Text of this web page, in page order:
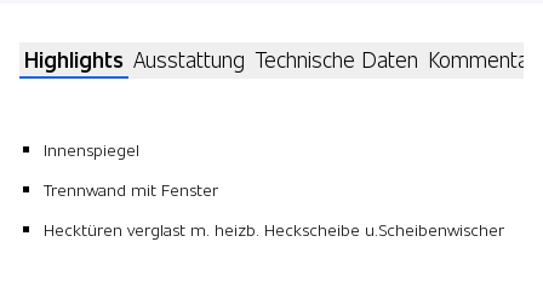
Highlights Ausstattung Technische Daten Kommentar
Innenspiegel
Trennwand mit Fenster
Hecktüren verglast m. heizb. Heckscheibe u.Scheibenwischer